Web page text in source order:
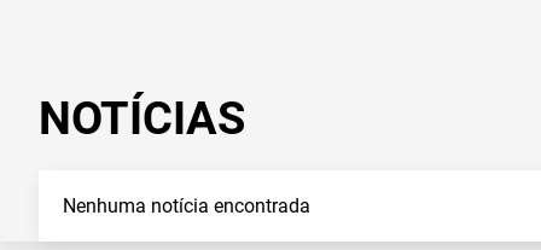
NOTÍCIAS
Nenhuma notícia encontrada